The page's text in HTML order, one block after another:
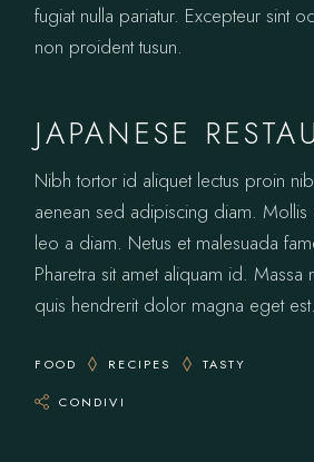
fugiat nulla pariatur. Excepteur sint
non proident tusun.
JAPANESE
Nibh tortor id aliquet lectus proin
aenean sed adipiscing diam. Mollis
leo a diam. Netus et malesuada
Pharetra sit amet aliquam id. Massa
quis hendrerit dolor magna eget est.
FOOD RECIPES TASTY
CONDIVI